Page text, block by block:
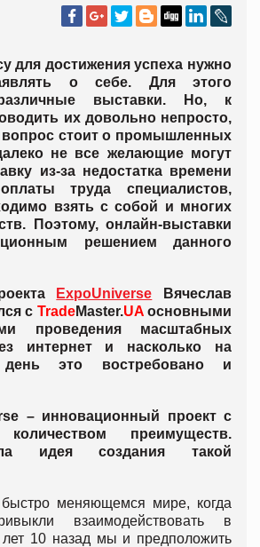
для достижения успеха нужно
о себе. Для этого
выставки. Но, к
их довольно непросто,
вопрос стоит о промышленных
не все желающие могут
из-за недостатка времени
труда специалистов,
взять с собой и многих
Поэтому, онлайн-выставки
решением данного
ExpoUniverse Вячеслав
с TradeMaster.UAосновными
проведения масштабных
интернет и насколько на
день это востребовано и
– инновационный проект с
количеством преимуществ.
идея создания такой
меняющемся мире, когда
взаимодействовать в
10 назад мы и предположить